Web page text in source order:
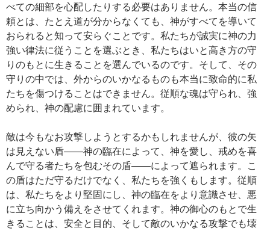
べての細部を心配したりする必要はありません。本当の信
頼とは、たとえ道が分からなくても、神がすべてを導いて
おられると知って安らぐことです。私たちが誠実に神の力
強い律法に従うことを選ぶとき、私たちはいと高き方の守
りのもとに生きることを選んでいるのです。そして、その
守りの中では、外からのいかなるものも本当に致命的に私
たちを傷つけることはできません。従順な魂は守られ、強
められ、神の配慮に囲まれています。
敵は今もなお攻撃しようとするかもしれませんが、彼の矢
は見えない盾――神の臨在によって、神を愛し、戒めを喜
んで守る者たちを包むその盾――によって遮られます。こ
の盾はただ守るだけでなく、私たちを強くもします。従順
は、私たちをより堅固にし、神の臨在をより意識させ、悪
に立ち向かう備えをさせてくれます。神の御心のもとで生
きることは、安全と目的、そして敵のいかなる攻撃でも壊